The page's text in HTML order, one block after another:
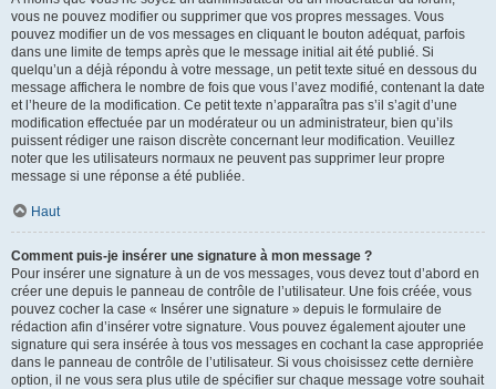
vous ne pouvez modifier ou supprimer que vos propres messages. Vous
pouvez modifier un de vos messages en cliquant le bouton adéquat, parfois
dans une limite de temps après que le message initial ait été publié. Si
quelqu’un a déjà répondu à votre message, un petit texte situé en dessous du
message affichera le nombre de fois que vous l’avez modifié, contenant la date
et l’heure de la modification. Ce petit texte n’apparaîtra pas s’il s’agit d’une
modification effectuée par un modérateur ou un administrateur, bien qu’ils
puissent rédiger une raison discrète concernant leur modification. Veuillez
noter que les utilisateurs normaux ne peuvent pas supprimer leur propre
message si une réponse a été publiée.
Haut
Comment puis-je insérer une signature à mon message ?
Pour insérer une signature à un de vos messages, vous devez tout d’abord en
créer une depuis le panneau de contrôle de l’utilisateur. Une fois créée, vous
pouvez cocher la case « Insérer une signature » depuis le formulaire de
rédaction afin d’insérer votre signature. Vous pouvez également ajouter une
signature qui sera insérée à tous vos messages en cochant la case appropriée
dans le panneau de contrôle de l’utilisateur. Si vous choisissez cette dernière
option, il ne vous sera plus utile de spécifier sur chaque message votre souhait